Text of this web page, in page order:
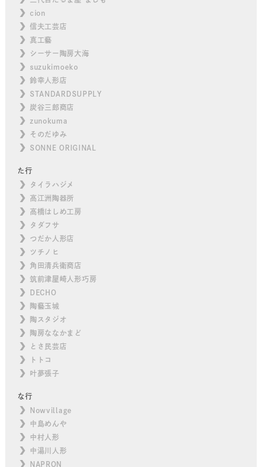
cion
信夫工芸店
真工藝
シーサー陶房大海
suzukimoeko
鈴幸人形店
STANDARDSUPPLY
炭谷三郎商店
zunokuma
そのだゆみ
SONNE ORIGINAL
た行
タイラハジメ
高江洲陶器所
高橋はしめ工房
タダフサ
つだか人形店
ツチノヒ
角田清兵衛商店
筑前津屋崎人形巧房
DECHO
陶藝玉城
陶スタジオ
陶房ななかまど
とさ民芸店
トトコ
叶夢張子
な行
Nowvillage
中島めんや
中村人形
中湯川人形
NAPRON